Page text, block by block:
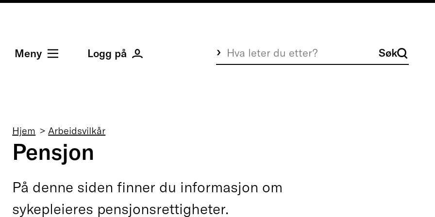
Meny Logg på Søk Søk
Navigasjonssti
Hjem Arbeidsvilkår
Pensjon
På denne siden finner du informasjon om
sykepleieres pensjonsrettigheter.